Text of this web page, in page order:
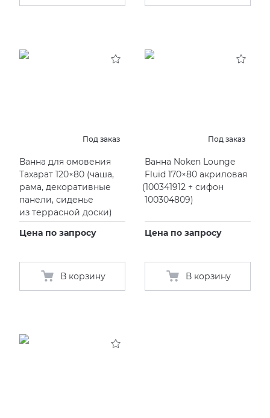
Под заказ
Ванна для омовения
Тахарат 120×80 (чаша,
рама, декоративные
панели, сиденье
из террасной доски)
Цена по запросу
В корзину
Под заказ
Ванна Noken Lounge
Fluid 170×80 акриловая
(100341912 + сифон
100304809)
Цена по запросу
В корзину